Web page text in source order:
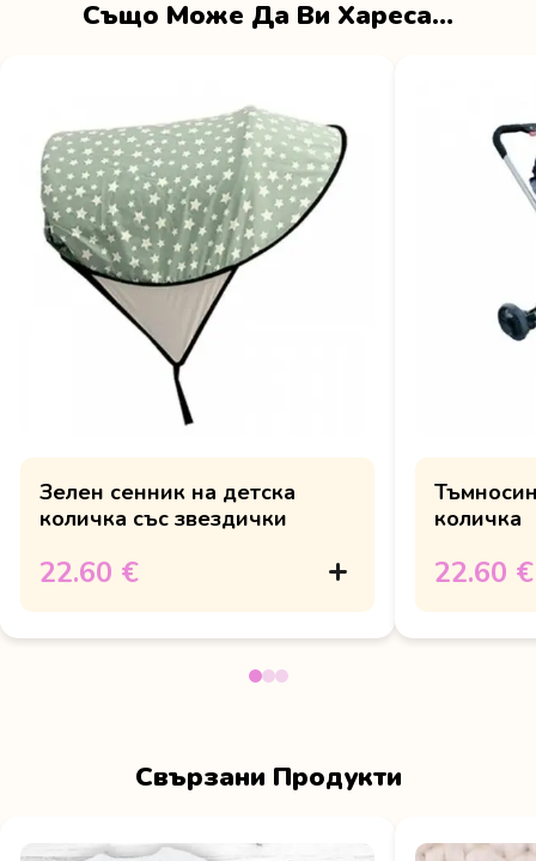
Също Може Да Ви Хареса…
Зелен сенник на детска
количка със звездички
22.60 €
количка
22.60 €
Свързани Продукти